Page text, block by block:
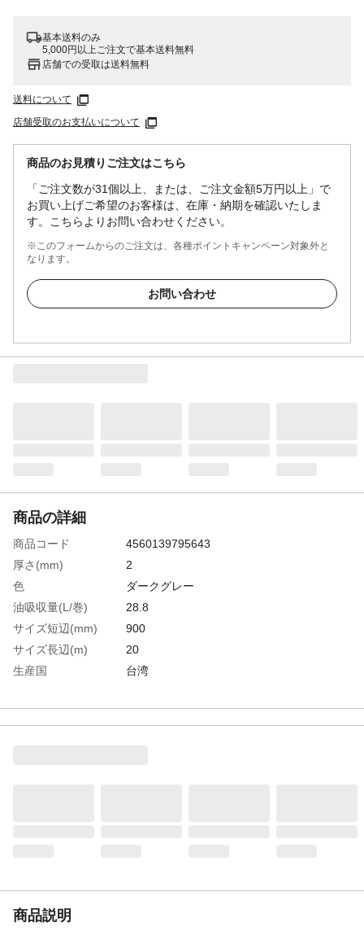
基本送料のみ
5,000円以上ご注文で基本送料無料
店舗での受取は送料無料
送料について
店舗受取のお支払いについて
商品のお見積りご注文はこちら
「ご注文数が31個以上、または、ご注文金額5万円以上」で
お買い上げご希望のお客様は、在庫・納期を確認いたしま
す。こちらよりお問い合わせください。
※このフォームからのご注文は、各種ポイントキャンペーン対象外と
なります。
お問い合わせ
商品の詳細
商品コード
4560139795643
厚さ(mm)
2
色
ダークグレー
油吸収量(L/巻)
28.8
サイズ短辺(mm)
900
サイズ長辺(m)
20
生産国
台湾
材質1
表面：ポリプロピレン（PP）
商品説明